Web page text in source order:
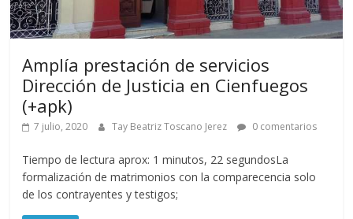
Amplía prestación de servicios
Dirección de Justicia en Cienfuegos
(+apk)
7 julio, 2020 Tay Beatriz Toscano Jerez 0 comentarios
Tiempo de lectura aprox: 1 minutos, 22 segundosLa
formalización de matrimonios con la comparecencia solo
de los contrayentes y testigos;